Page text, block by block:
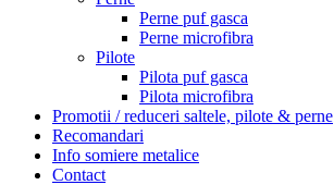
Perne puf gasca
Perne microfibra
Pilote
Pilota puf gasca
Pilota microfibra
Promotii / reduceri saltele, pilote & perne
Recomandari
Info somiere metalice
Contact